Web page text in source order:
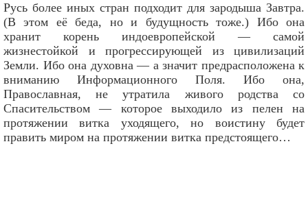
Русь более иных стран подходит для зародыша Завтра.
(В этом её беда, но и будущность тоже.) Ибо она
хранит корень индоевропейской — самой
жизнестойкой и прогрессирующей из цивилизаций
Земли. Ибо она духовна — а значит предрасположена к
вниманию Информационного Поля. Ибо она,
Православная, не утратила живого родства со
Спасительством — которое выходило из пелен на
протяжении витка уходящего, но воистину будет
править миром на протяжении витка предстоящего…